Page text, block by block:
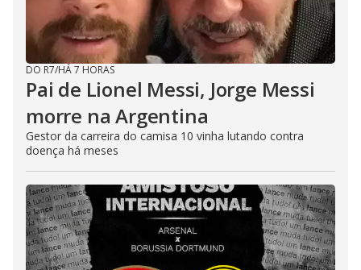
DO R7/HÁ 7 HORAS
Pai de Lionel Messi, Jorge Messi
morre na Argentina
Gestor da carreira do camisa 10 vinha lutando contra
doença há meses